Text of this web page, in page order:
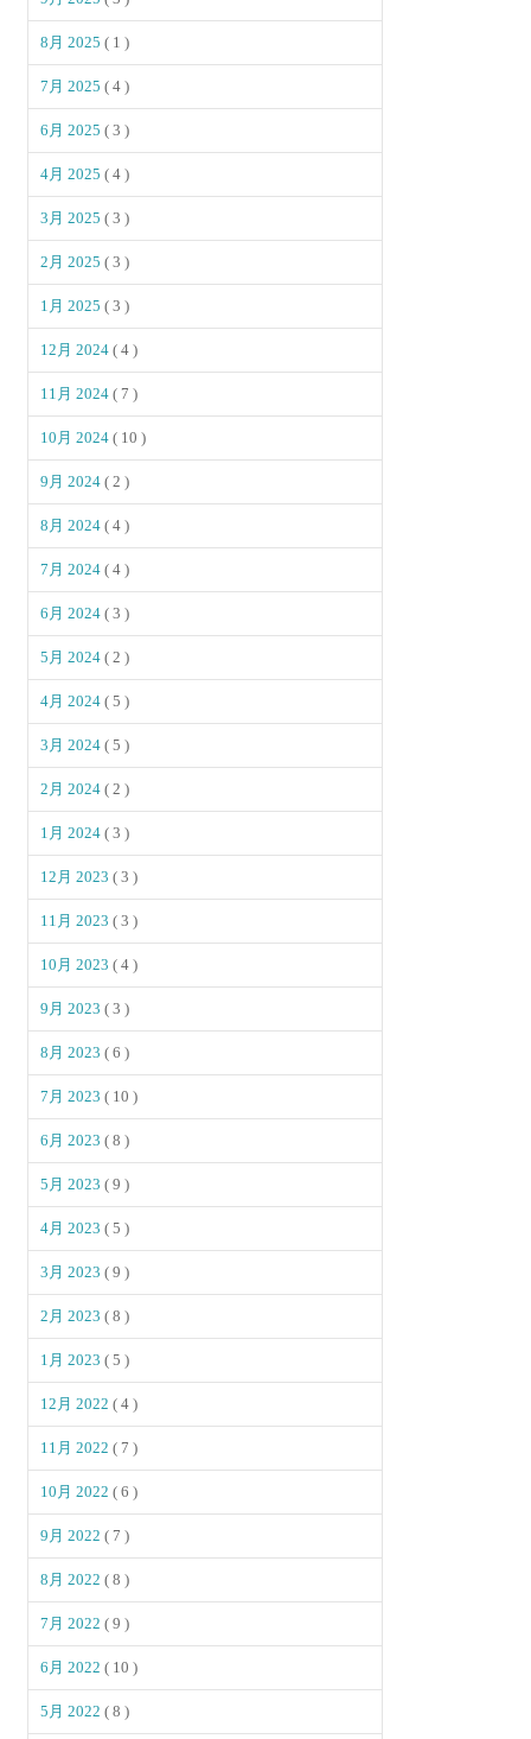
8月 2025( 1 )
7月 2025( 4 )
6月 2025( 3 )
4月 2025( 4 )
3月 2025( 3 )
2月 2025( 3 )
1月 2025( 3 )
12月 2024( 4 )
11月 2024( 7 )
10月 2024( 10 )
9月 2024( 2 )
8月 2024( 4 )
7月 2024( 4 )
6月 2024( 3 )
5月 2024( 2 )
4月 2024( 5 )
3月 2024( 5 )
2月 2024( 2 )
1月 2024( 3 )
12月 2023( 3 )
11月 2023( 3 )
10月 2023( 4 )
9月 2023( 3 )
8月 2023( 6 )
7月 2023( 10 )
6月 2023( 8 )
5月 2023( 9 )
4月 2023( 5 )
3月 2023( 9 )
2月 2023( 8 )
1月 2023( 5 )
12月 2022( 4 )
11月 2022( 7 )
10月 2022( 6 )
9月 2022( 7 )
8月 2022( 8 )
7月 2022( 9 )
6月 2022( 10 )
5月 2022( 8 )